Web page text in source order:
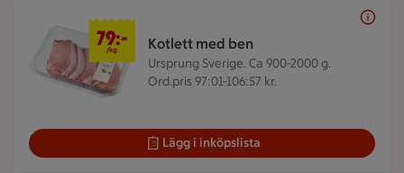
Kotlett med ben
Ursprung Sverige. Ca 900-2000 g.
Ord.pris 97:01-106:57 kr.
79 kr/kg
79:-
/kg
Lägg i inköpslista